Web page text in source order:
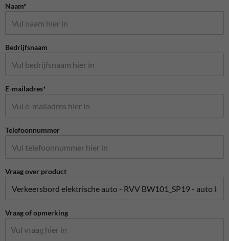
Naam*
Bedrijfsnaam
E-mailadres*
Telefoonnummer
Vraag over product
Vraag of opmerking